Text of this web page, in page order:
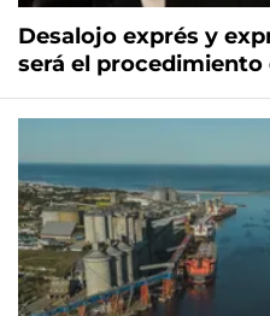
Desalojo exprés y
será el procedimiento